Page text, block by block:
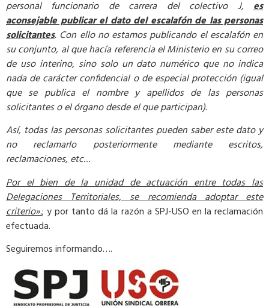
personal funcionario de carrera del colectivo J, es
aconsejable publicar el dato del escalafón de las personas
solicitantes. Con ello no estamos publicando el escalafón en
su conjunto, al que hacía referencia el Ministerio en su correo
de uso interino, sino solo un dato numérico que no indica
nada de carácter confidencial o de especial protección (igual
que se publica el nombre y apellidos de las personas
solicitantes o el órgano desde el que participan).
Así, todas las personas solicitantes pueden saber este dato y
no reclamarlo posteriormente mediante escritos,
reclamaciones, etc…
Por el bien de la unidad de actuación entre todas las
Delegaciones Territoriales, se recomienda adoptar este
criterio».; y por tanto dá la razón a SPJ-USO en la reclamación
efectuada.
Seguiremos informando….